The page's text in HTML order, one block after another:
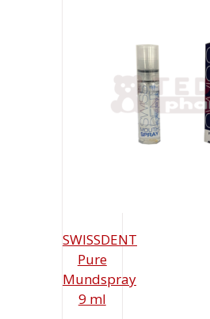
SWISSDENT
Pure
Mundspray
9 ml